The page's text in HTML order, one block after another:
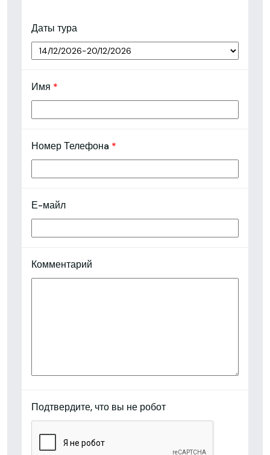
Даты тура
Имя *
Номер Телефонa *
Е-майл
Комментарий
Подтвердите, что вы не робот